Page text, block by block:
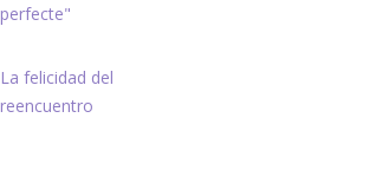
perfecte"
La felicidad del
reencuentro